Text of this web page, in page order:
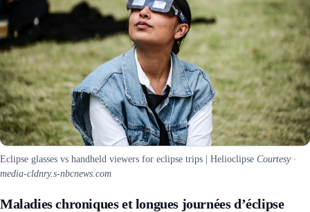
Eclipse glasses vs handheld viewers for eclipse trips | Helioclipse Courtesy ·
media-cldnry.s-nbcnews.com
Maladies chroniques et longues journées d’éclipse